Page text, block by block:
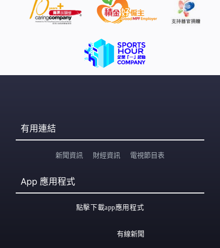
紙、爸爸以前的單鏡、婆婆、公公留下來的物件，盡量取
回。」 這日開放的還有損毀較嚴重的宏昌閣，有居民進入
罩、食物、水樽等，估計是工人進行工程時遺留的物品。
星期三開始宏泰閣及宏建閣居民上樓，其中宏泰閣在大火
中過半單位完全焚毀，將分六日上樓，每日開放約5
有用連結
新聞資訊 財經資訊 電視節目表
App 應用程式
點擊下載app應用程式
有線新聞